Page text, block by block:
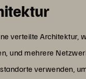
verteilte Architektur,
und mehrere
verwenden,